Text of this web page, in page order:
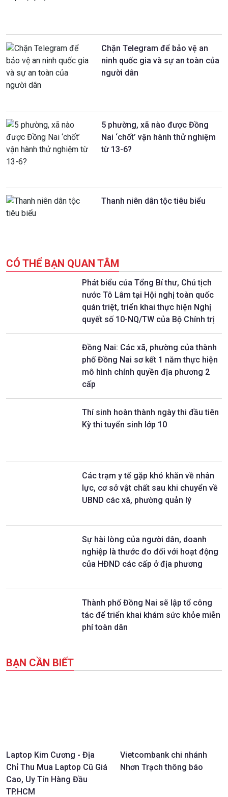
Chặn Telegram để bảo vệ an
ninh quốc gia và sự an toàn của
người dân
5 phường, xã nào được Đồng
Nai ‘chốt’ vận hành thử nghiệm
từ 13-6?
Thanh niên dân tộc tiêu biểu
CÓ THỂ BẠN QUAN TÂM
Phát biểu của Tổng Bí thư, Chủ tịch
nước Tô Lâm tại Hội nghị toàn quốc
quán triệt, triển khai thực hiện Nghị
quyết số 10-NQ/TW của Bộ Chính trị
Đồng Nai: Các xã, phường của thành
phố Đồng Nai sơ kết 1 năm thực hiện
mô hình chính quyền địa phương 2
cấp
Thí sinh hoàn thành ngày thi đầu tiên
Kỳ thi tuyển sinh lớp 10
Các trạm y tế gặp khó khăn về nhân
lực, cơ sở vật chất sau khi chuyển về
UBND các xã, phường quản lý
Sự hài lòng của người dân, doanh
nghiệp là thước đo đối với hoạt động
của HĐND các cấp ở địa phương
Thành phố Đồng Nai sẽ lập tổ công
tác để triển khai khám sức khỏe miễn
phí toàn dân
BẠN CẦN BIẾT
Laptop Kim Cương - Địa
Chỉ Thu Mua Laptop Cũ Giá
Cao, Uy Tín Hàng Đầu
TP.HCM
Vietcombank chi nhánh
Nhơn Trạch thông báo